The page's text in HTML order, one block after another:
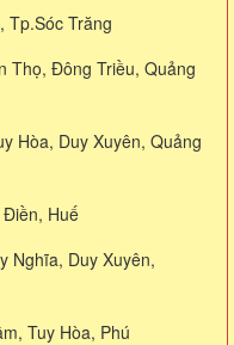
Tp.Sóc Trăng
Thọ, Đông Triều, Quảng
Hòa, Duy Xuyên, Quảng
Điền, Huế
Nghĩa, Duy Xuyên,
Tuy Hòa, Phú